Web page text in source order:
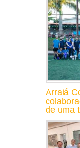
Arraiá
de uma